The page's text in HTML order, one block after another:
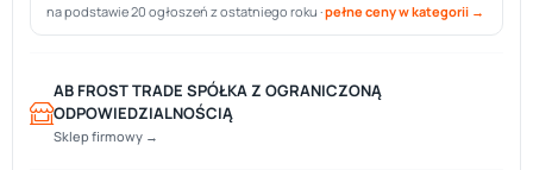
na podstawie 20 ogłoszeń z ostatniego roku ·pełne ceny w kategorii →
AB FROST TRADE SPÓŁKA Z OGRANICZONĄ
ODPOWIEDZIALNOŚCIĄ
Sklep firmowy →